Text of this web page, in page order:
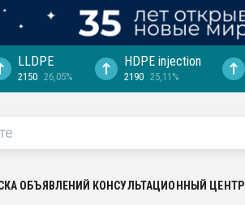
LLDPE
2150 26,05%
HDPE injection
2190 25,11%
ОБЪЯВЛЕНИЙ КОНСУЛЬТАЦИОННЫЙ ЦЕНТР